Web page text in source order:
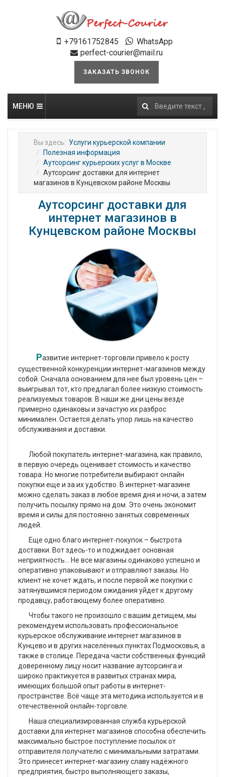
+79161752845
WhatsApp
perfect-courier@mail.ru
ЗАКАЗАТЬ ЗВОНОК
МЕНЮ Искать...
Вы здесь: Услуги курьерской компании
Полезная информация
Аутсорсинг курьерских услуг в Москве
Аутсорсинг доставки для интернет
магазинов в Кунцевском районе Москвы
Аутсорсинг доставки для
интернет магазинов в
Кунцевском районе Москвы
Развитие интернет-торговли привело к росту
существенной конкуренции интернет-магазинов между
собой. Сначала основанием для нее был уровень цен –
выигрывал тот, кто предлагал более низкую стоимость
реализуемых товаров. В наши же дни цены везде
примерно одинаковы и зачастую их разброс
минимален. Остается делать упор лишь на качество
обслуживания и доставки.
Любой покупатель интернет-магазина, как правило,
в первую очередь оценивает стоимость и качество
товара. Но многие потребители выбирают онлайн
покупки еще и за их удобство. В интернет-магазине
можно сделать заказ в любое время дня и ночи, а затем
получить посылку прямо на дом. Это очень экономит
время и силы для постоянно занятых современных
людей.
Еще одно благо интернет-покупок – быстрота
доставки. Вот здесь-то и поджидает основная
неприятность... Не все магазины одинаково успешно и
оперативно упаковывают и отправляют заказы. Но
клиент не хочет ждать, и после первой же покупки с
затянувшимся периодом ожидания уйдет к другому
продавцу, работающему более оперативно.
Чтобы такого не произошло с вашим детищем, мы
рекомендуем использовать профессиональное
курьерское обслуживание интернет магазинов в
Кунцево и в других населённых пунктах Подмосковья, а
также в столице. Передача части собственных функций
доверенному лицу носит название аутсорсинга и
широко практикуется в развитых странах мира,
имеющих большой опыт работы в интернет-
пространстве. Всё чаще эта методика используется и в
отечественной онлайн-торговле.
Наша специализированная служба курьерской
доставки для интернет магазинов способна обеспечить
максимально быстрое поступление посылок от
отправителя получателю с минимальными затратами.
Это принесет интернет-магазину славу надёжного
предприятия, быстро выполняющего заказы,